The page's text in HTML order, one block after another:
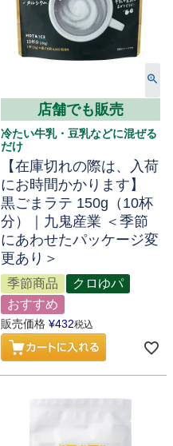
店舗でも販売
冷たい牛乳・豆乳などに混ぜる
だけ
【在庫切れの際は、入荷
にお時間かかります】
黒ごまラテ 150g（10杯
分）｜九鬼産業 ＜季節
にあわせたパッケージ変
更あり＞
季節商品
クロゆパ
おすすめ
販売価格 ¥432税込